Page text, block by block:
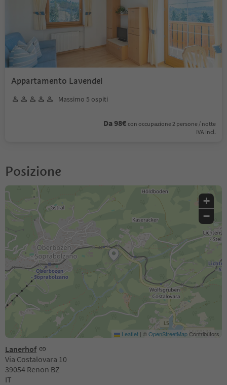
Appartamento Lavendel
Massimo 5 ospiti
Da 98€ con occupazione 2 persone / notte
IVA incl.
Posizione
Lanerhof
Via Costalovara 10
39054 Renon BZ
IT
+
−
Leaflet | ©OpenStreetMapContributors